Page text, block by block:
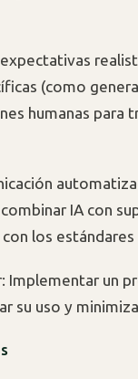
(como
humanas para
IA con
los
Implementar un
su uso y